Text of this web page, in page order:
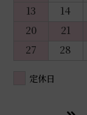
13
14
20
21
27
28
定休日